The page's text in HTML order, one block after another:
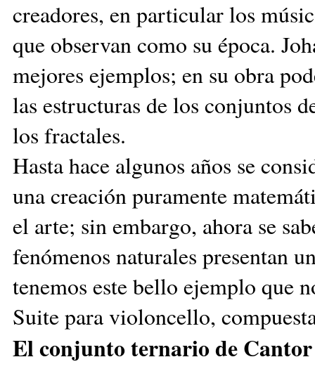
creadores, en particular los
que observan como su época.
mejores ejemplos; en su obra
las estructuras de los conjuntos
los fractales.
Hasta hace algunos años se
una creación puramente
el arte; sin embargo, ahora se
fenómenos naturales presentan
tenemos este bello ejemplo que
Suite para violoncello,
El conjunto ternario de Cantor